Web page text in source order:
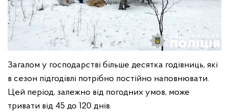
Загалом у господарстві більше десятка годівниць, які
в сезон підгодівлі потрібно постійно наповнювати.
Цей період, залежно від погодних умов, може
тривати від 45 до 120 днів.